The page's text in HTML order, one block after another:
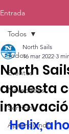
Entrada
Todos
Eventos
Novedades
Servicios
Aprendiendo
Todos
North
apuesta
North Sails
16 mar 2022 3
Helix,